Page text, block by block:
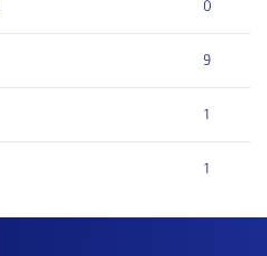
0
9
1
1